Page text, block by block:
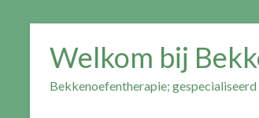
naar
inhoudWelkom bij
Bekkenoefentherapie;